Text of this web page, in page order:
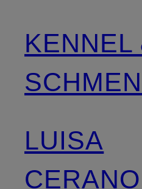
KENNEL
LUISA
CERANO